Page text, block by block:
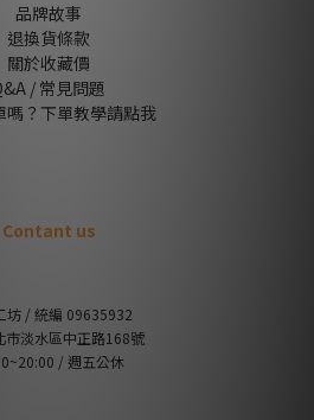
品牌故事
退換貨條款
關於收藏價
/ 常見問題
嗎？下單教學請點我
Contant us
坊 / 統編 09635932
市淡水區中正路168號
/ 週五公休